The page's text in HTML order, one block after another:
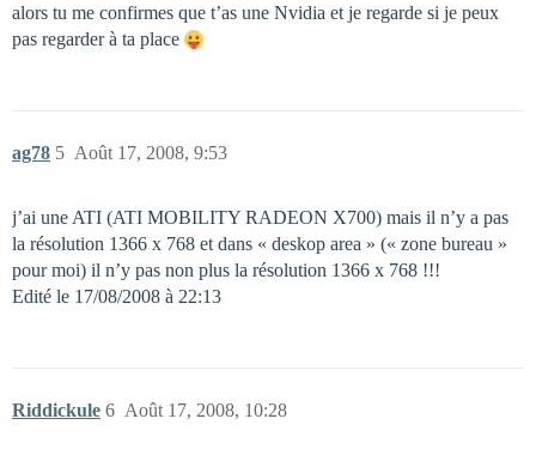
alors tu me confirmes que t’as une Nvidia et je regarde si je peux
pas regarder à ta place
ag78 Août 17, 2008, 9:53
5
j’ai une ATI (ATI MOBILITY RADEON X700) mais il n’y a pas
la résolution 1366 x 768 et dans « deskop area » (« zone bureau »
pour moi) il n’y pas non plus la résolution 1366 x 768 !!!
Edité le 17/08/2008 à 22:13
Riddickule Août 17, 2008, 10:28
6